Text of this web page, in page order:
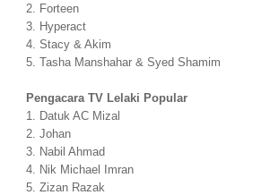
2. Forteen
3. Hyperact
4. Stacy & Akim
5. Tasha Manshahar & Syed Shamim
Pengacara TV Lelaki Popular
1. Datuk AC Mizal
2. Johan
3. Nabil Ahmad
4. Nik Michael Imran
5. Zizan Razak